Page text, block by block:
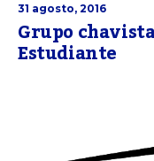
31 agosto, 2016
Grupo
Estudiante